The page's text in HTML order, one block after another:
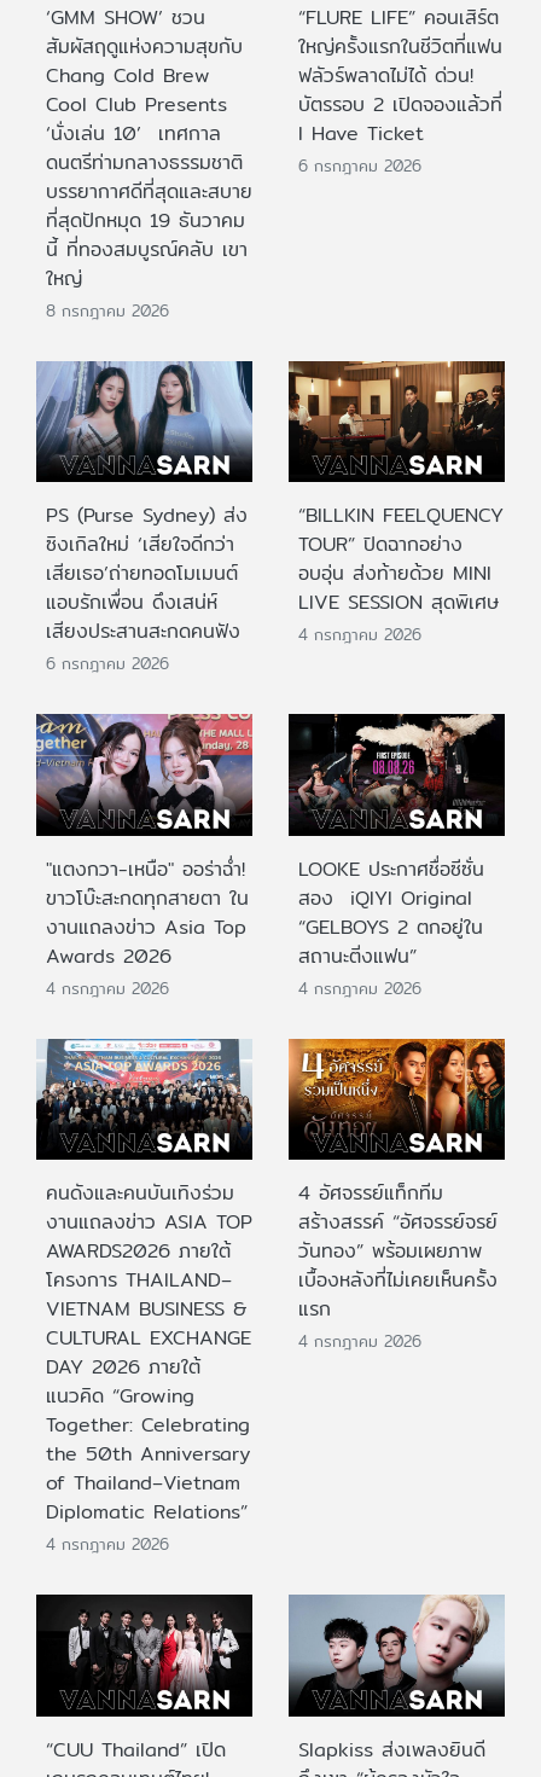
‘GMM SHOW’ ชวน
สัมผัสฤดูแห่งความสุขกับ
Chang Cold Brew
Cool Club Presents
‘นั่งเล่น 10’ เทศกาล
ดนตรีท่ามกลางธรรมชาติ
บรรยากาศดีที่สุดและสบาย
ที่สุดปักหมุด 19 ธันวาคม
นี้ ที่ทองสมบูรณ์คลับ เขา
ใหญ่
8 กรกฎาคม 2026
“FLURE LIFE” คอนเสิร์ต
ใหญ่ครั้งแรกในชีวิตที่แฟน
ฟลัวร์พลาดไม่ได้ ด่วน!
บัตรรอบ 2 เปิดจองแล้วที่
I Have Ticket
6 กรกฎาคม 2026
PS (Purse Sydney) ส่ง
ซิงเกิลใหม่ ‘เสียใจดีกว่า
เสียเธอ’ถ่ายทอดโมเมนต์
แอบรักเพื่อน ดึงเสน่ห์
เสียงประสานสะกดคนฟัง
6 กรกฎาคม 2026
“BILLKIN FEELQUENCY
TOUR” ปิดฉากอย่าง
อบอุ่น ส่งท้ายด้วย MINI
LIVE SESSION สุดพิเศษ
4 กรกฎาคม 2026
"แตงกวา-เหนือ" ออร่าฉ่ำ!
ขาวโบ๊ะสะกดทุกสายตา ใน
งานแถลงข่าว Asia Top
Awards 2026
4 กรกฎาคม 2026
LOOKE ประกาศชื่อซีซั่น
สอง iQIYI Original
“GELBOYS 2 ตกอยู่ใน
สถานะติ่งแฟน”
4 กรกฎาคม 2026
คนดังและคนบันเทิงร่วม
งานแถลงข่าว ASIA TOP
AWARDS2026 ภายใต้
โครงการ THAILAND–
VIETNAM BUSINESS &
CULTURAL EXCHANGE
DAY 2026 ภายใต้
แนวคิด “Growing
Together: Celebrating
the 50th Anniversary
of Thailand–Vietnam
Diplomatic Relations”
4 กรกฎาคม 2026
4 อัศจรรย์แท็กทีม
สร้างสรรค์ “อัศจรรย์จรย์
วันทอง” พร้อมเผยภาพ
เบื้องหลังที่ไม่เคยเห็นครั้ง
แรก
4 กรกฎาคม 2026
“CUU Thailand” เปิด
Slapkiss ส่งเพลงยินดี